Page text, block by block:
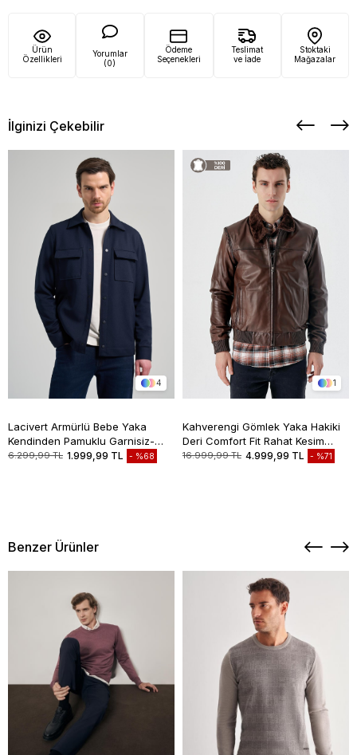
Ürün
Özellikleri
Yorumlar
(0)
Ödeme
Seçenekleri
Teslimat
ve İade
Stoktaki
Mağazalar
İlginizi Çekebilir
4
Lacivert Armürlü Bebe Yaka
Kendinden Pamuklu Garnisiz-
Biyesiz Standart Fit Mont
6.299,99 TL 1.999,99 TL %68
1
Kahverengi Gömlek Yaka Hakiki
Deri Comfort Fit Rahat Kesim
Casual Mont 1038235208
16.999,99 TL 4.999,99 TL %71
Benzer Ürünler